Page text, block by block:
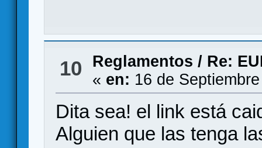
10 Reglamentos / Re:
« en: 16 de
Dita sea! el link está
Alguien que las tenga